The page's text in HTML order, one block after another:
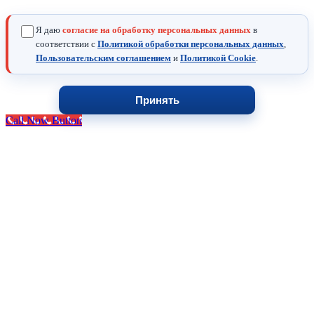
Я даю согласие на обработку персональных данных в
соответствии с Политикой обработки персональных данных
Пользовательским соглашением и Политикой Cookie
Принять
Call Now Button